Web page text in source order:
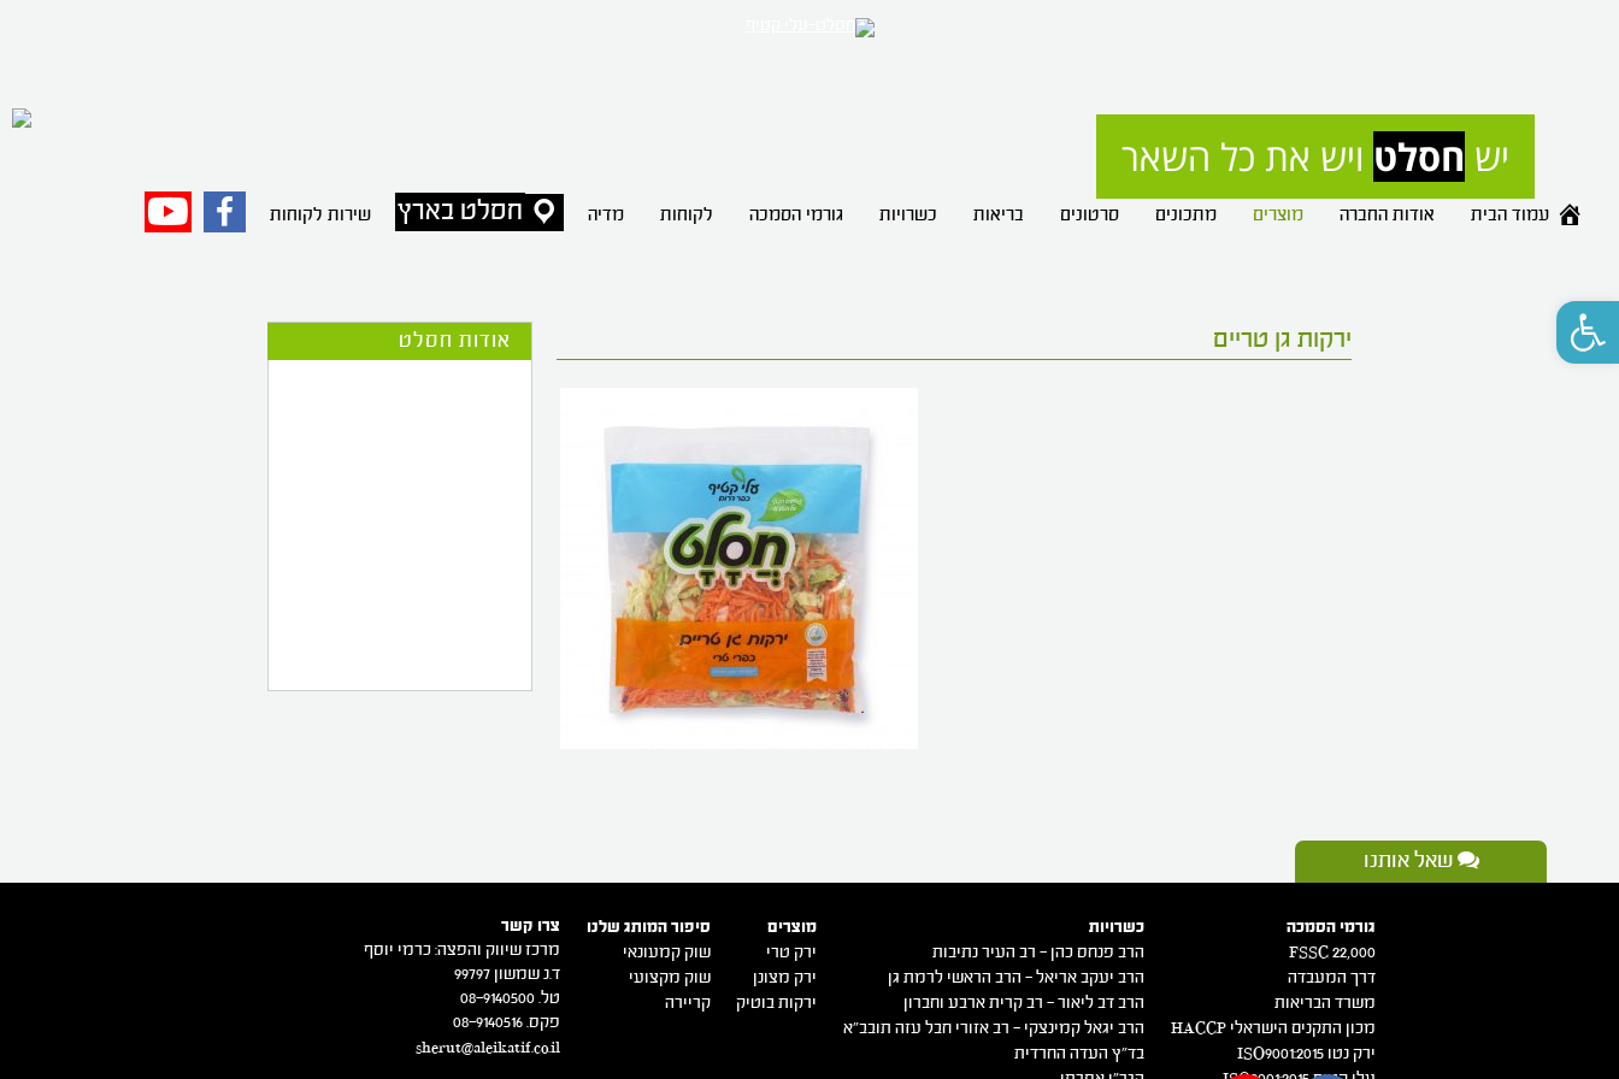
פתח סרגל נגישות
יש חסלט ויש את כל השאר
עמוד הבית אודות החברה מוצרים מתכונים סרטונים בריאות כשרויות גורמי הסמכה לקוחות מדיה חסלט בארץ שירות לקוחות פייסבוק
אודות חסלט ירקות גן טריים
שאל אותנו
גורמי הסמכה
FSSC 22,000
דרך המעבדה
משרד הבריאות
מכון התקנים הישראלי HACCP
ירק נטו 2015:ISO9001
כשרויות
הרב פנחס כהן – רב העיר נתיבות
הרב יעקב אריאל – הרב הראשי לרמת גן
הרב דב ליאור – רב קרית ארבע וחברון
הרב יגאל קמינצקי – רב אזורי חבל עזה תובב"א
בד"ץ העדה החרדית
מוצרים
ירק טרי
ירק מצונן
ירקות בוטיק
סיפור המותג שלנו
שוק קמעונאי
שוק מקצועי
קריירה
צרו קשר
מרכז שיווק והפצה: כרמי יוסף
ד.נ שמשון 99797
טל. 08-9140500
פקס. 08-9140516
sherut@aleikatif.co.il